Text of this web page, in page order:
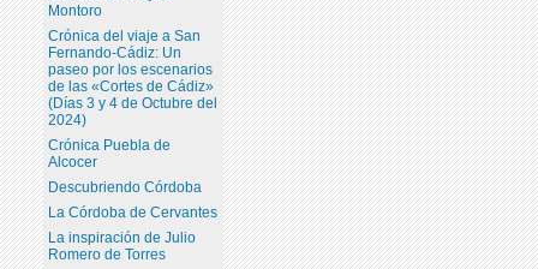
Montoro
Crónica del viaje a San
Fernando-Cádiz: Un
paseo por los escenarios
de las «Cortes de Cádiz»
(Días 3 y 4 de Octubre del
2024)
Crónica Puebla de
Alcocer
Descubriendo Córdoba
La Córdoba de Cervantes
La inspiración de Julio
Romero de Torres